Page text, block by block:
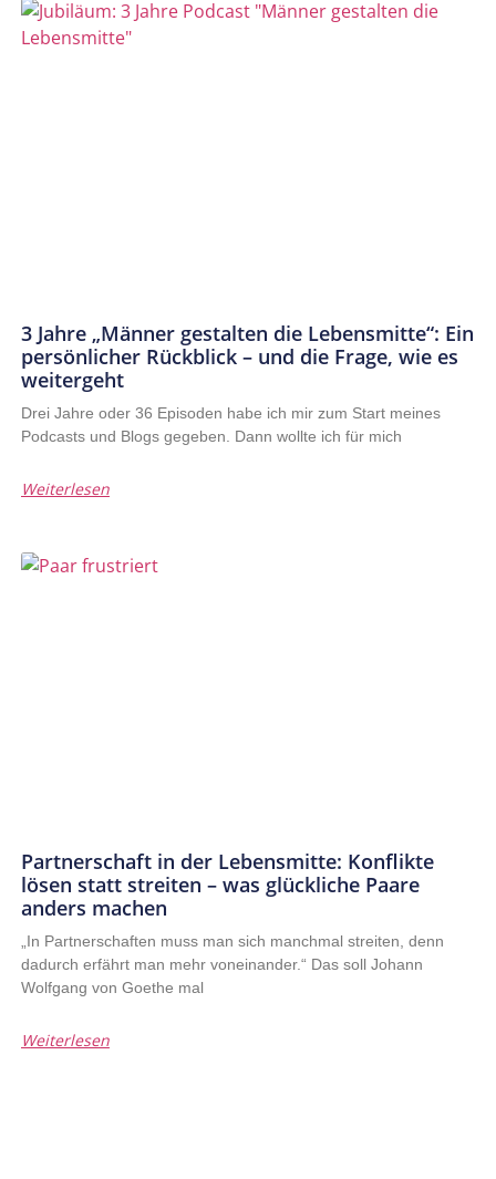
3 Jahre „Männer gestalten die Lebensmitte“: Ein
persönlicher Rückblick – und die Frage, wie es
weitergeht
Drei Jahre oder 36 Episoden habe ich mir zum Start meines
Podcasts und Blogs gegeben. Dann wollte ich für mich
Weiterlesen
Partnerschaft in der Lebensmitte: Konflikte
lösen statt streiten – was glückliche Paare
anders machen
„In Partnerschaften muss man sich manchmal streiten, denn
dadurch erfährt man mehr voneinander.“ Das soll Johann
Wolfgang von Goethe mal
Weiterlesen